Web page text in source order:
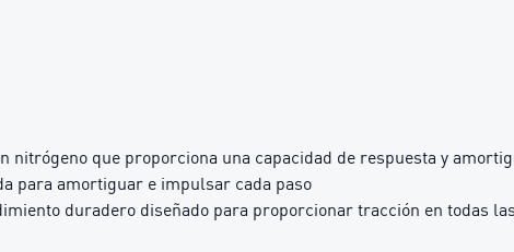
nitrógeno que proporciona una capacidad de respuesta y
para amortiguar e impulsar cada paso
duradero diseñado para proporcionar tracción en todas